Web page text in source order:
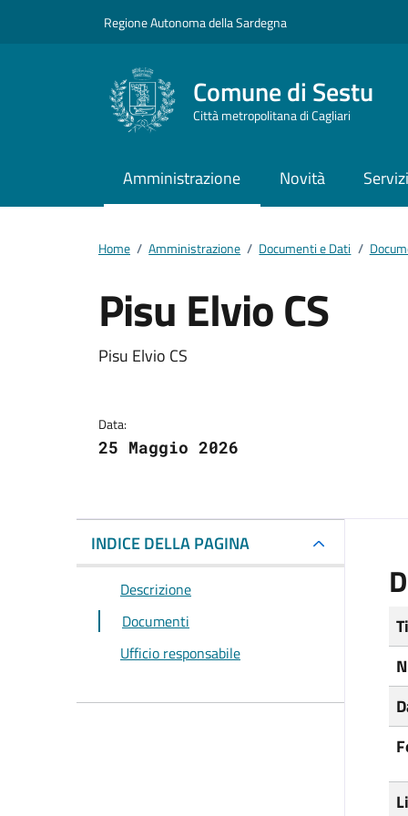
Regione Autonoma della Sardegna
Comune di Sestu
Città metropolitana di Cagliari
Amministrazione Novità Servizi
Home / Amministrazione / Documenti e Dati /
Pisu Elvio CS
Dettagli del
Pisu Elvio CS
Data:
25 Maggio 2026
INDICE DELLA PAGINA
Descrizione
Documenti
Ufficio responsabile